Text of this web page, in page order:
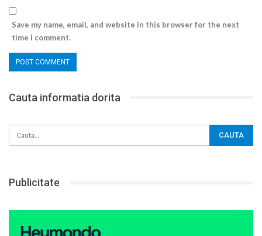
Save my name, email, and website in this browser for the next
time I comment.
Cauta informatia dorita
Publicitate